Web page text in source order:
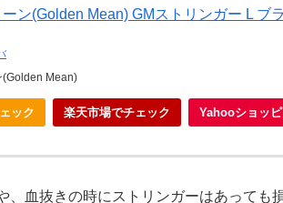
ン(Golden Mean) GMストリンガー L ブ
(Golden Mean)
ック 楽天市場でチェック Yahooショッ
血抜きの時にストリンガーはあっても